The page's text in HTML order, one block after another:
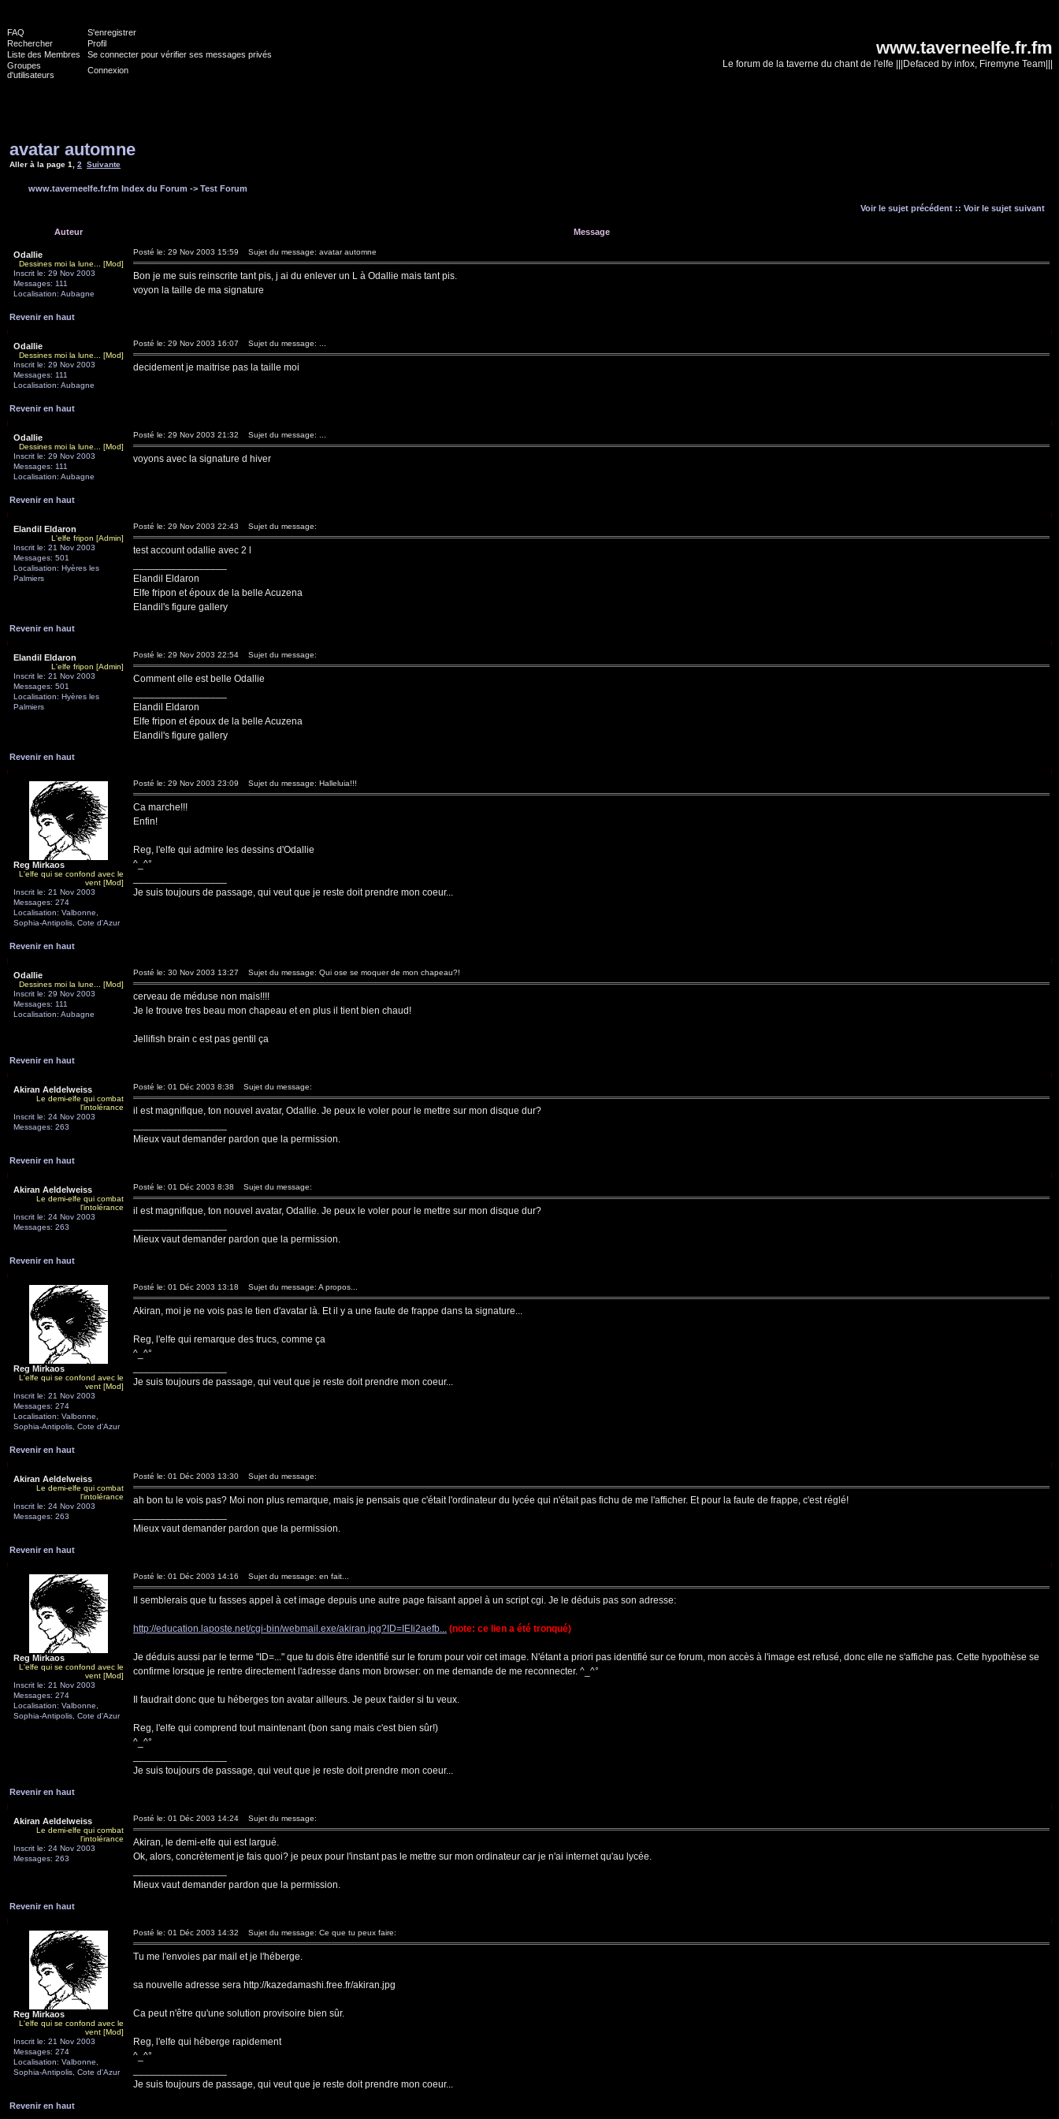
FAQ
S'enregistrer
Rechercher
Profil
Liste des Membres
Se connecter pour vérifier ses messages privés
Groupes
d'utilisateurs
Connexion
www.taverneelfe.fr.fm
Le forum de la taverne du chant de l'elfe |||Defaced by infox, Firemyne Team|||
avatar automne
Aller à la page 1 2 Suivante
www.taverneelfe.fr.fm Index du Forum -> Test Forum
Voir le sujet précédent :: Voir le sujet suivant
Auteur Message
Odallie
Dessines moi la lune... [Mod]
Inscrit le: 29 Nov 2003
Messages: 111
Localisation: Aubagne
Posté le: 29 Nov 2003 15:59 Sujet du message: avatar automne
Bon je me suis reinscrite tant pis, j ai du enlever un L à Odallie mais tant pis.
voyon la taille de ma signature
Revenir en haut
Odallie
Dessines moi la lune... [Mod]
Inscrit le: 29 Nov 2003
Messages: 111
Localisation: Aubagne
Posté le: 29 Nov 2003 16:07 Sujet du message: ...
decidement je maitrise pas la taille moi
Revenir en haut
Odallie
Dessines moi la lune... [Mod]
Inscrit le: 29 Nov 2003
Messages: 111
Localisation: Aubagne
Posté le: 29 Nov 2003 21:32 Sujet du message: ...
voyons avec la signature d hiver
Revenir en haut
Elandil Eldaron
L'elfe fripon [Admin]
Inscrit le: 21 Nov 2003
Messages: 501
Localisation: Hyères les
Palmiers
Posté le: 29 Nov 2003 22:43 Sujet du message:
test account odallie avec 2 l
Elandil Eldaron
Elfe fripon et époux de la belle Acuzena
Elandil's figure gallery
Revenir en haut
Elandil Eldaron
L'elfe fripon [Admin]
Inscrit le: 21 Nov 2003
Messages: 501
Localisation: Hyères les
Palmiers
Posté le: 29 Nov 2003 22:54 Sujet du message:
Comment elle est belle Odallie
Elandil Eldaron
Elfe fripon et époux de la belle Acuzena
Elandil's figure gallery
Revenir en haut
Reg Mirkaos
L'elfe qui se confond avec le
vent [Mod]
Inscrit le: 21 Nov 2003
Messages: 274
Localisation: Valbonne,
Sophia-Antipolis, Cote d'Azur
Posté le: 29 Nov 2003 23:09 Sujet du message: Halleluia!!!
Ca marche!!!
Enfin!
Reg, l'elfe qui admire les dessins d'Odallie
^_^°
Je suis toujours de passage, qui veut que je reste doit prendre mon coeur...
Revenir en haut
Odallie
Dessines moi la lune... [Mod]
Inscrit le: 29 Nov 2003
Messages: 111
Localisation: Aubagne
Posté le: 30 Nov 2003 13:27 Sujet du message: Qui ose se moquer de mon chapeau?!
cerveau de méduse non mais!!!!
Je le trouve tres beau mon chapeau et en plus il tient bien chaud!
Jellifish brain c est pas gentil ça
Revenir en haut
Akiran Aeldelweiss
Le demi-elfe qui combat
l'intolérance
Inscrit le: 24 Nov 2003
Messages: 263
Posté le: 01 Déc 2003 8:38 Sujet du message:
il est magnifique, ton nouvel avatar, Odallie. Je peux le voler pour le mettre sur mon disque dur?
Mieux vaut demander pardon que la permission.
Revenir en haut
Akiran Aeldelweiss
Le demi-elfe qui combat
l'intolérance
Inscrit le: 24 Nov 2003
Messages: 263
Posté le: 01 Déc 2003 8:38 Sujet du message:
il est magnifique, ton nouvel avatar, Odallie. Je peux le voler pour le mettre sur mon disque dur?
Mieux vaut demander pardon que la permission.
Revenir en haut
Reg Mirkaos
L'elfe qui se confond avec le
vent [Mod]
Inscrit le: 21 Nov 2003
Messages: 274
Localisation: Valbonne,
Sophia-Antipolis, Cote d'Azur
Posté le: 01 Déc 2003 13:18 Sujet du message: A propos...
Akiran, moi je ne vois pas le tien d'avatar là. Et il y a une faute de frappe dans ta signature...
Reg, l'elfe qui remarque des trucs, comme ça
^_^°
Je suis toujours de passage, qui veut que je reste doit prendre mon coeur...
Revenir en haut
Akiran Aeldelweiss
Le demi-elfe qui combat
l'intolérance
Inscrit le: 24 Nov 2003
Messages: 263
Posté le: 01 Déc 2003 13:30 Sujet du message:
ah bon tu le vois pas? Moi non plus remarque, mais je pensais que c'était l'ordinateur du lycée qui n'était pas fichu de me l'afficher. Et pour la faute de frappe, c'est réglé!
Mieux vaut demander pardon que la permission.
Revenir en haut
Reg Mirkaos
L'elfe qui se confond avec le
vent [Mod]
Inscrit le: 21 Nov 2003
Messages: 274
Localisation: Valbonne,
Sophia-Antipolis, Cote d'Azur
Posté le: 01 Déc 2003 14:16 Sujet du message: en fait...
Il semblerais que tu fasses appel à cet image depuis une autre page faisant appel à un script cgi. Je le déduis pas son adresse:
http://education.laposte.net/cgi-bin/webmail.exe/akiran.jpg?ID=IEIi2aefb... (note: ce lien a été tronqué)
Je déduis aussi par le terme "ID=..." que tu dois être identifié sur le forum pour voir cet image. N'étant a priori pas identifié sur ce forum, mon accès à l'image est refusé, donc elle ne s'affiche pas. Cette hypothèse se
confirme lorsque je rentre directement l'adresse dans mon browser: on me demande de me reconnecter. ^_^°
Il faudrait donc que tu héberges ton avatar ailleurs. Je peux t'aider si tu veux.
Reg, l'elfe qui comprend tout maintenant (bon sang mais c'est bien sûr!)
^_^°
Je suis toujours de passage, qui veut que je reste doit prendre mon coeur...
Revenir en haut
Akiran Aeldelweiss
Le demi-elfe qui combat
l'intolérance
Inscrit le: 24 Nov 2003
Messages: 263
Posté le: 01 Déc 2003 14:24 Sujet du message:
Akiran, le demi-elfe qui est largué.
Ok, alors, concrètement je fais quoi? je peux pour l'instant pas le mettre sur mon ordinateur car je n'ai internet qu'au lycée.
Mieux vaut demander pardon que la permission.
Revenir en haut
Reg Mirkaos
L'elfe qui se confond avec le
vent [Mod]
Inscrit le: 21 Nov 2003
Messages: 274
Localisation: Valbonne,
Sophia-Antipolis, Cote d'Azur
Posté le: 01 Déc 2003 14:32 Sujet du message: Ce que tu peux faire:
Tu me l'envoies par mail et je l'héberge.
sa nouvelle adresse sera http://kazedamashi.free.fr/akiran.jpg
Ca peut n'être qu'une solution provisoire bien sûr.
Reg, l'elfe qui héberge rapidement
^_^°
Je suis toujours de passage, qui veut que je reste doit prendre mon coeur...
Revenir en haut